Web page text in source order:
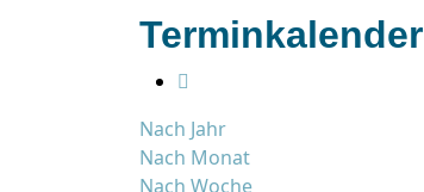
Terminkalender
Nach Jahr
Nach Monat
Nach Woche